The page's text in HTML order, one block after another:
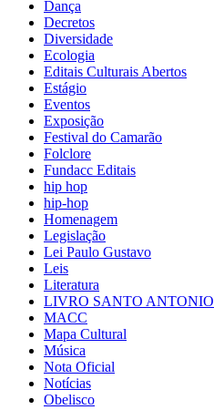
Dança
Decretos
Diversidade
Ecologia
Editais Culturais Abertos
Estágio
Eventos
Exposição
Festival do Camarão
Folclore
Fundacc Editais
hip hop
hip-hop
Homenagem
Legislação
Lei Paulo Gustavo
Leis
Literatura
LIVRO SANTO ANTONIO
MACC
Mapa Cultural
Música
Nota Oficial
Notícias
Obelisco